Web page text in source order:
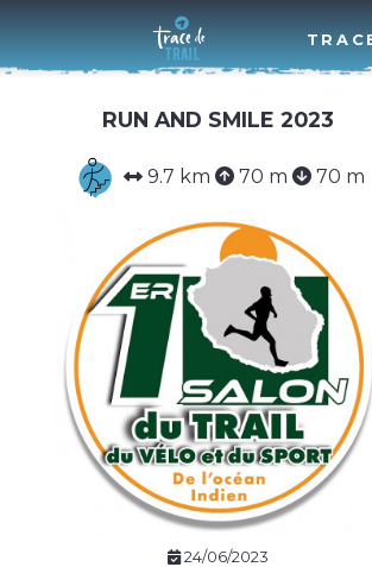
RUN AND SMILE 2023
9.7 km 70 m 70 m
24/06/2023